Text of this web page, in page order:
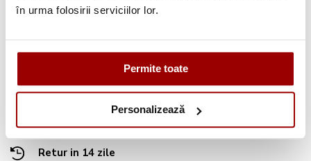
în urma folosirii serviciilor lor.
Permite toate
Personalizează
Avantajele tale:
profesionala
Deschidere colet
la livrare
Pana la12 ratefara dobanda
Retur in 14 zile